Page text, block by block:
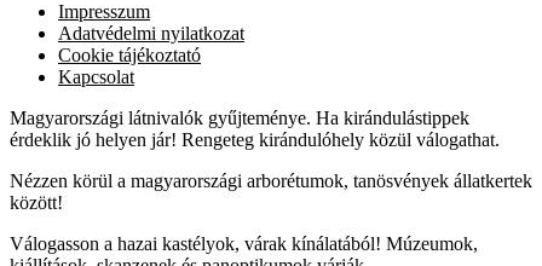
Impresszum
Adatvédelmi nyilatkozat
Cookie tájékoztató
Kapcsolat
Magyarországi látnivalók gyűjteménye. Ha kirándulástippek
érdeklik jó helyen jár! Rengeteg kirándulóhely közül válogathat.
Nézzen körül a magyarországi arborétumok, tanösvények állatkertek
között!
Válogasson a hazai kastélyok, várak kínálatából! Múzeumok,